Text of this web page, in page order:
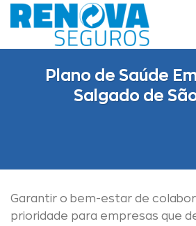
Skip
to
Plano de Saúde
Salgado de
Garantir o bem-estar de
prioridade para empresas que